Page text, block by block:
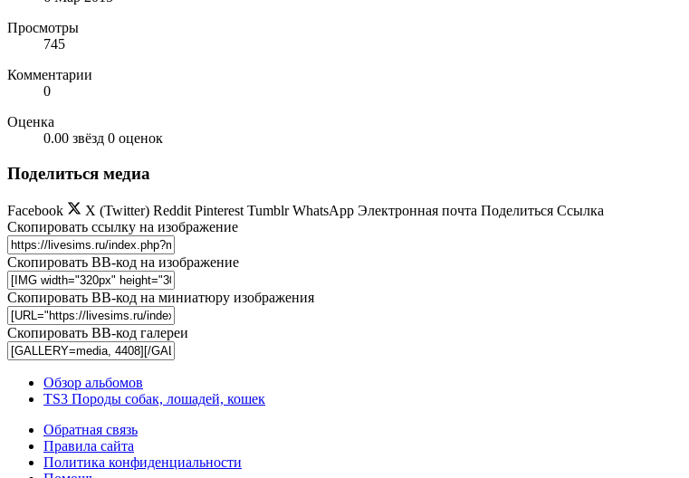
Просмотры
745
Комментарии
0
Оценка
0.00 звёзд 0 оценок
Поделиться медиа
Facebook X (Twitter) Reddit Pinterest Tumblr WhatsApp Электронная почта Поделиться Ссылка
Скопировать ссылку на изображение
Скопировать BB-код на изображение
Скопировать BB-код на миниатюру изображения
Скопировать BB-код галереи
Обзор альбомов
TS3 Породы собак, лошадей, кошек
Обратная связь
Правила сайта
Политика конфиденциальности